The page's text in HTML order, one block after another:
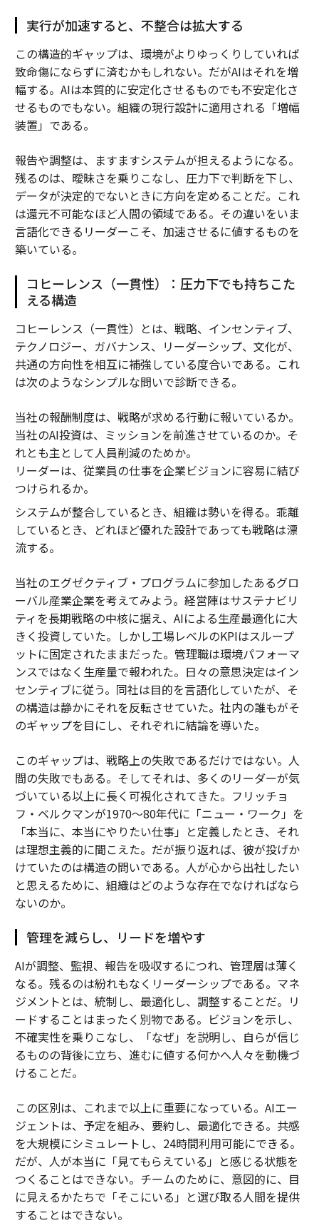
実行が加速すると、不整合は拡大する
この構造的ギャップは、環境がよりゆっくりしていれば
致命傷にならずに済むかもしれない。だがAIはそれを増
幅する。AIは本質的に安定化させるものでも不安定化さ
せるものでもない。組織の現行設計に適用される「増幅
装置」である。
報告や調整は、ますますシステムが担えるようになる。
残るのは、曖昧さを乗りこなし、圧力下で判断を下し、
データが決定的でないときに方向を定めることだ。これ
は還元不可能なほど人間の領域である。その違いをいま
言語化できるリーダーこそ、加速させるに値するものを
築いている。
コヒーレンス（一貫性）：圧力下でも持ちこた
える構造
コヒーレンス（一貫性）とは、戦略、インセンティブ、
テクノロジー、ガバナンス、リーダーシップ、文化が、
共通の方向性を相互に補強している度合いである。これ
は次のようなシンプルな問いで診断できる。
当社の報酬制度は、戦略が求める行動に報いているか。
当社のAI投資は、ミッションを前進させているのか。そ
れとも主として人員削減のためか。
リーダーは、従業員の仕事を企業ビジョンに容易に結び
つけられるか。
システムが整合しているとき、組織は勢いを得る。乖離
しているとき、どれほど優れた設計であっても戦略は漂
流する。
当社のエグゼクティブ・プログラムに参加したあるグロ
ーバル産業企業を考えてみよう。経営陣はサステナビリ
ティを長期戦略の中核に据え、AIによる生産最適化に大
きく投資していた。しかし工場レベルのKPIはスループ
ットに固定されたままだった。管理職は環境パフォーマ
ンスではなく生産量で報われた。日々の意思決定はイン
センティブに従う。同社は目的を言語化していたが、そ
の構造は静かにそれを反転させていた。社内の誰もがそ
のギャップを目にし、それぞれに結論を導いた。
このギャップは、戦略上の失敗であるだけではない。人
間の失敗でもある。そしてそれは、多くのリーダーが気
づいている以上に長く可視化されてきた。フリッチョ
フ・ベルクマンが1970〜80年代に「ニュー・ワーク」を
「本当に、本当にやりたい仕事」と定義したとき、それ
は理想主義的に聞こえた。だが振り返れば、彼が投げか
けていたのは構造の問いである。人が心から出社したい
と思えるために、組織はどのような存在でなければなら
ないのか。
管理を減らし、リードを増やす
AIが調整、監視、報告を吸収するにつれ、管理層は薄く
なる。残るのは紛れもなくリーダーシップである。マネ
ジメントとは、統制し、最適化し、調整することだ。リ
ードすることはまったく別物である。ビジョンを示し、
不確実性を乗りこなし、「なぜ」を説明し、自らが信じ
るものの背後に立ち、進むに値する何かへ人々を動機づ
けることだ。
この区別は、これまで以上に重要になっている。AIエー
ジェントは、予定を組み、要約し、最適化できる。共感
を大規模にシミュレートし、24時間利用可能にできる。
だが、人が本当に「見てもらえている」と感じる状態を
つくることはできない。チームのために、意図的に、目
に見えるかたちで「そこにいる」と選び取る人間を提供
することはできない。